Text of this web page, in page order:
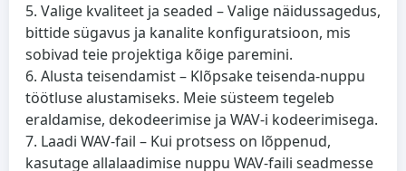
Valige kvaliteet ja seaded – Valige näidussagedus,
bittide sügavus ja kanalite konfiguratsioon, mis
sobivad teie projektiga kõige paremini.
Alusta teisendamist– Klõpsake teisenda-nuppu
töötluse alustamiseks. Meie süsteem tegeleb
eraldamise, dekodeerimise ja WAV-i kodeerimisega.
Laadi WAV-fail – Kui protsess on lõppenud,
kasutage allalaadimise nuppu WAV-faili seadmesse